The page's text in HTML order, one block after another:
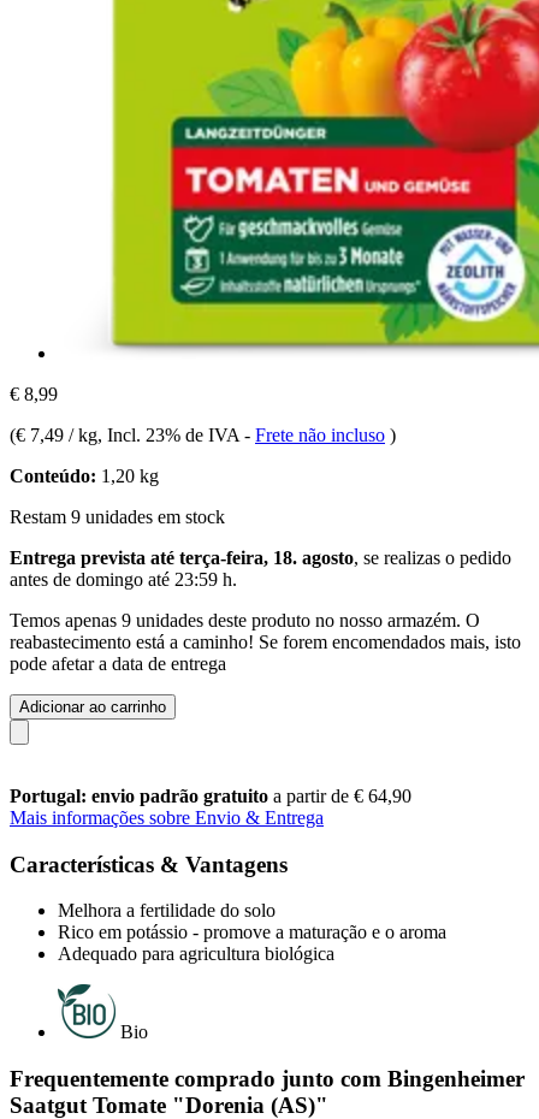
€ 8,99
(€ 7,49 / kg, Incl. 23% de IVA - Frete não incluso )
Conteúdo: 1,20 kg
Restam 9 unidades em stock
Entrega prevista até terça-feira, 18. agosto, se realizas o pedido
antes de domingo até 23:59 h.
Temos apenas 9 unidades deste produto no nosso armazém. O
reabastecimento está a caminho! Se forem encomendados mais, isto
pode afetar a data de entrega
Adicionar ao carrinho
Portugal: envio padrão gratuito a partir de € 64,90
Mais informações sobre Envio & Entrega
Características & Vantagens
Melhora a fertilidade do solo
Rico em potássio - promove a maturação e o aroma
Adequado para agricultura biológica
Bio
Frequentemente comprado junto com Bingenheimer
Saatgut Tomate "Dorenia (AS)"